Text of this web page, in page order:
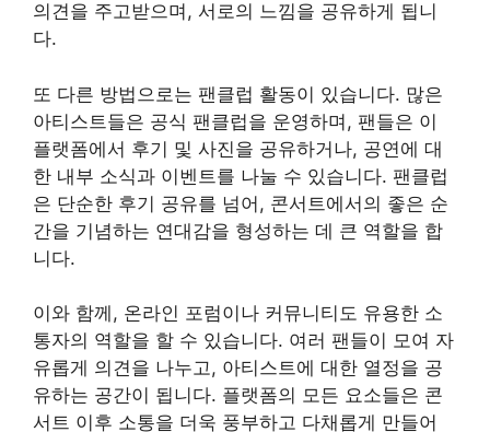
의견을 주고받으며, 서로의 느낌을 공유하게 됩니
다.
또 다른 방법으로는 팬클럽 활동이 있습니다. 많은
아티스트들은 공식 팬클럽을 운영하며, 팬들은 이
플랫폼에서 후기 및 사진을 공유하거나, 공연에 대
한 내부 소식과 이벤트를 나눌 수 있습니다. 팬클럽
은 단순한 후기 공유를 넘어, 콘서트에서의 좋은 순
간을 기념하는 연대감을 형성하는 데 큰 역할을 합
니다.
이와 함께, 온라인 포럼이나 커뮤니티도 유용한 소
통자의 역할을 할 수 있습니다. 여러 팬들이 모여 자
유롭게 의견을 나누고, 아티스트에 대한 열정을 공
유하는 공간이 됩니다. 플랫폼의 모든 요소들은 콘
서트 이후 소통을 더욱 풍부하고 다채롭게 만들어